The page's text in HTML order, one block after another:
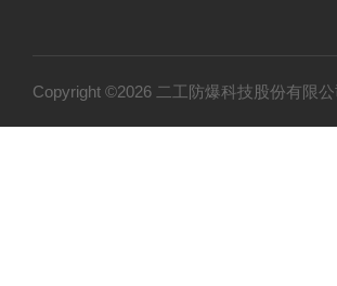
Copyright ©2026 二工防爆科技股份有限